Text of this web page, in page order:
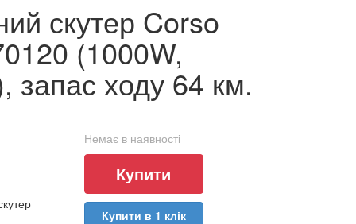
скутер Corso
(1000W,
запас ходу 64 км.
Немає в наявності
Купити в 1 клік